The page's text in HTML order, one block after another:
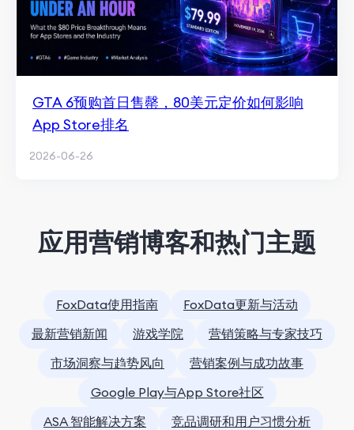
GTA 6预购首日售罄，80美元定价如何影响
App Store排名
2026-06-26
应用营销博客和热门主题
FoxData使用指南
FoxData更新与活动
最新营销新闻
游戏学院
营销策略与专家技巧
市场洞察与趋势风向
营销案例与成功故事
Google Play与App Store社区
ASA 智能解决方案
竞品调研和用户习惯分析